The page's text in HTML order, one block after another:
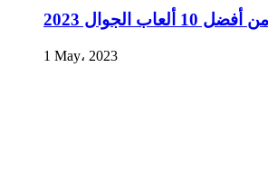
الجوال 2023
1 May، 2023